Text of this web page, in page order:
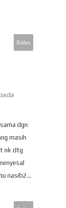
Balas
dgn
masih
nk dtg
nasib2...